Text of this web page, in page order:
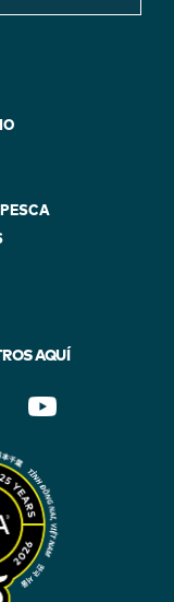
AQUÍ